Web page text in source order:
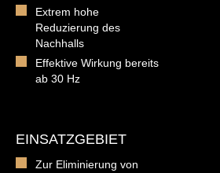
Extrem hohe
Reduzierung des
Nachhalls
Effektive Wirkung bereits
ab 30 Hz
EINSATZGEBIET
Zur Eliminierung von